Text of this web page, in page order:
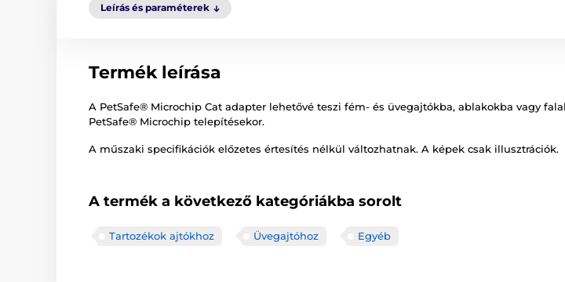
Leírás és paraméterek
Termék leírása
A PetSafe® Microchip Cat adapter lehetővé teszi fém- és üvegajtókba, ablakokba vagy
PetSafe® Microchip telepítésekor.
A műszaki specifikációk előzetes értesítés nélkül változhatnak. A képek csak illusztrációk.
A termék a következő kategóriákba sorolt
Tartozékok ajtókhoz Üvegajtóhoz Egyéb